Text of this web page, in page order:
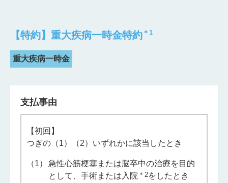
【特約】重大疾病一時金特約 ＊⁠1
重大疾病一時金
支払事由
【初回】
つぎの（1）（2）いずれかに該当したとき
（1）
急性心筋梗塞または脳卒中の治療を目的
として、手術または入院 ＊⁠2をしたとき